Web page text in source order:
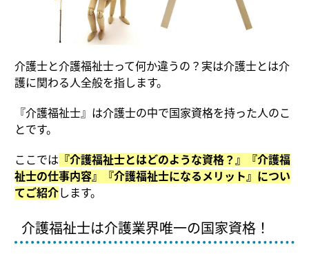
介護士と介護福祉士って何か違うの？実は介護士とは介
護に関わる人全般を指します。
『介護福祉士』は介護士の中で国家資格を持った人のこ
とです。
ここでは 『介護福祉士とはどのような資格？』『介護福
祉士の仕事内容』『介護福祉士になるメリット』につい
てご紹介します。
介護福祉士は介護業界唯一の国家資格！